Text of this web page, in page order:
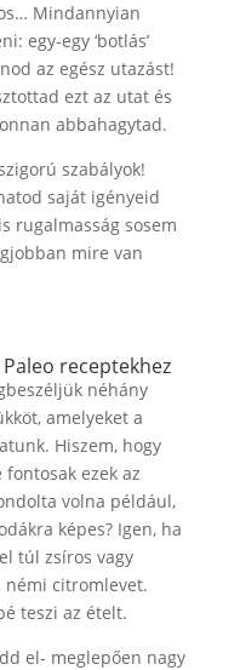
Mindannyian
egy-egy ‘botlás’
az egész utazást!
ezt az utat és
abbahagytad.
szabályok!
saját igényeid
rugalmasság sosem
mire van
receptekhez
néhány
amelyeket a
Hiszem, hogy
ezek az
volna például,
képes? Igen, ha
túl zsíros vagy
némi citromlevet.
teszi az ételt.
el- meglepően nagy